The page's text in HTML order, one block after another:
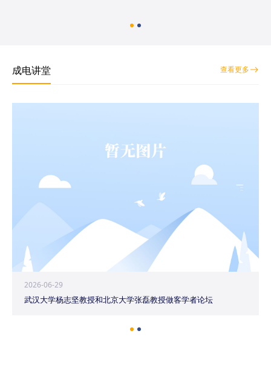
成电讲堂 查看更多
2026-06-29
武汉大学杨志坚教授和北京大学张磊教授做客学者论坛